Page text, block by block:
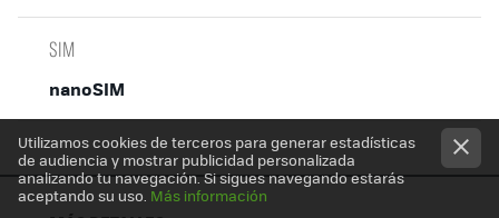
SIM
nanoSIM
Utilizamos cookies de terceros para generar estadísticas
de audiencia y mostrar publicidad personalizada
analizando tu navegación. Si sigues navegando estarás
aceptando su uso. Más información